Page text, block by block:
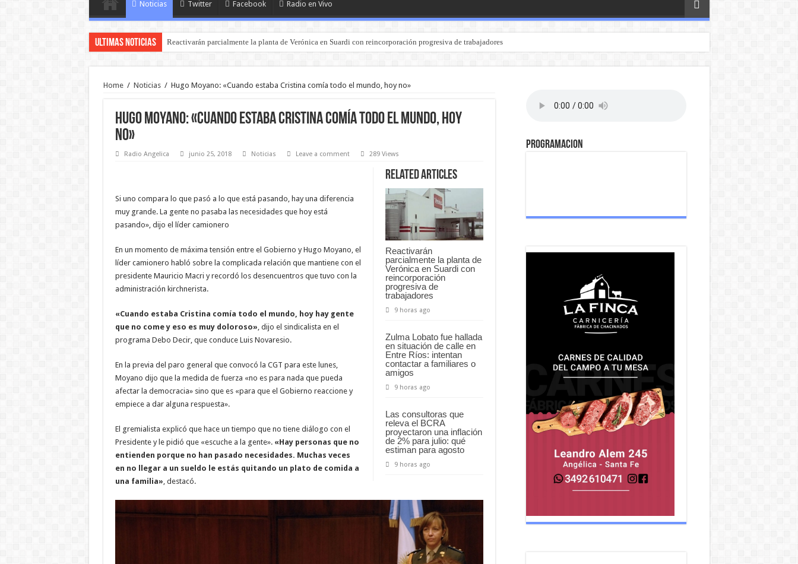
Noticias Twitter Facebook Radio en Vivo
Ultimas Noticias Reactivarán parcialmente la planta de Verónica en Suardi con reincorporación progresiva de trabajadores
Zulma Lobato fue hallada en situación de calle en Entre Ríos: intentan contactar a familiares o amigos
Home / Noticias / Hugo Moyano: «Cuando estaba Cristina comía todo el mundo, hoy no»
Hugo Moyano: «Cuando estaba Cristina comía todo el mundo, hoy
no»
Radio Angelica junio 25, 2018 Noticias Leave a comment 289 Views
Related Articles
Reactivarán
parcialmente la planta de
Verónica en Suardi con
reincorporación
progresiva de
trabajadores
9 horas ago
Zulma Lobato fue hallada
en situación de calle en
Entre Ríos: intentan
contactar a familiares o
amigos
9 horas ago
Las consultoras que
releva el BCRA
proyectaron una inflación
de 2% para julio: qué
estiman para agosto
9 horas ago
Si uno compara lo que pasó a lo que está pasando, hay una diferencia
muy grande. La gente no pasaba las necesidades que hoy está
pasando», dijo el líder camionero
En un momento de máxima tensión entre el Gobierno y Hugo Moyano, el
líder camionero habló sobre la complicada relación que mantiene con el
presidente Mauricio Macri y recordó los desencuentros que tuvo con la
administración kirchnerista.
«Cuando estaba Cristina comía todo el mundo, hoy hay gente
que no come y eso es muy doloroso», dijo el sindicalista en el
programa Debo Decir, que conduce Luis Novaresio.
En la previa del paro general que convocó la CGT para este lunes,
Moyano dijo que la medida de fuerza «no es para nada que pueda
afectar la democracia» sino que es «para que el Gobierno reaccione y
empiece a dar alguna respuesta».
El gremialista explicó que hace un tiempo que no tiene diálogo con el
Presidente y le pidió que «escuche a la gente». «Hay personas que no
entienden porque no han pasado necesidades. Muchas veces
en no llegar a un sueldo le estás quitando un plato de comida a
una familia», destacó.
PROGRAMACION